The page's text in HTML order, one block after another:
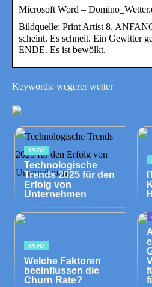
Microsoft Word –
Bildquelle: Print Artist 8.
scheint. Es schneit. Ein Gewitter
ENDE. Es ist bewölkt.
Keywords: wegerer wetter
INFO
Technologische
Trends 2025 für den
Erfolg von
Unternehmen
INFO
Welche Faktoren
beeinflussen die
Churn Rate?